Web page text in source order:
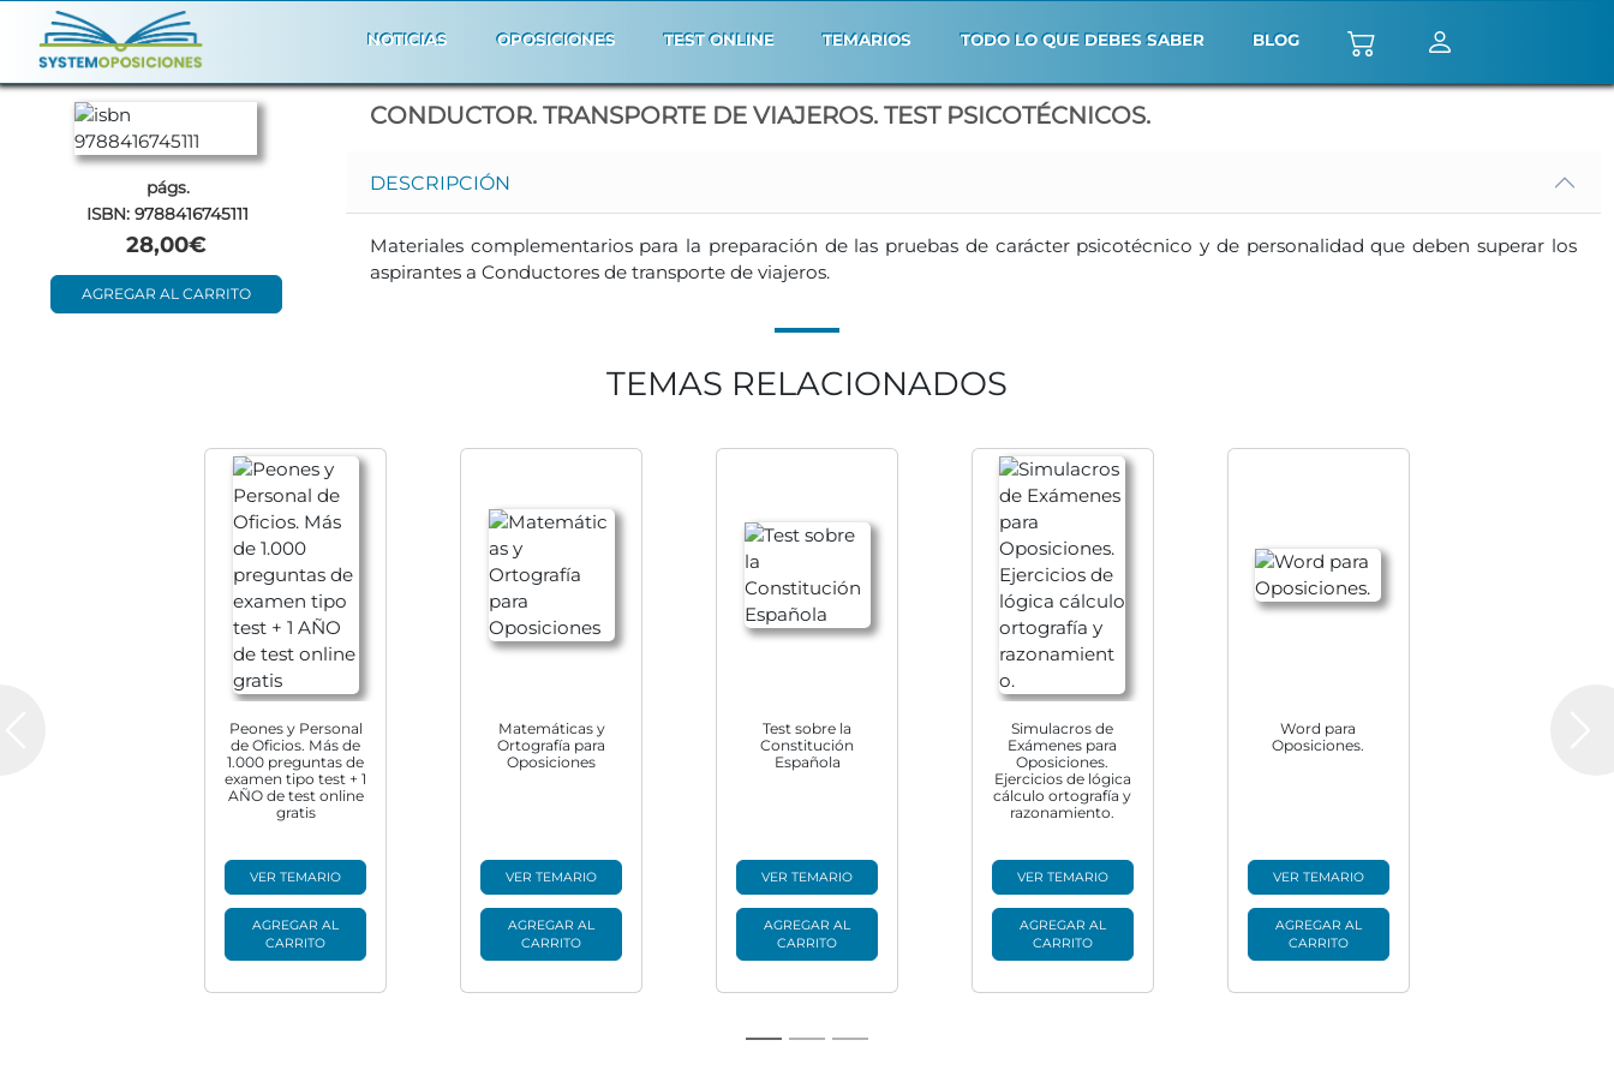
NOTICIAS OPOSICIONES TEST ONLINE TEMARIOS TODO LO QUE DEBES SABER BLOG
págs.
ISBN: 9788416745111
28,00€
AGREGAR AL CARRITO
CONDUCTOR. TRANSPORTE DE VIAJEROS. TEST PSICOTÉCNICOS.
DESCRIPCIÓN
Materiales complementarios para la preparación de las pruebas de carácter psicotécnico y de personalidad que deben superar los
aspirantes a Conductores de transporte de viajeros.
TEMAS RELACIONADOS
Peones y Personal
de Oficios. Más de
1.000 preguntas de
examen tipo test + 1
AÑO de test online
gratis
VER TEMARIO
AGREGAR AL
CARRITO
Matemáticas y
Ortografía para
Oposiciones
VER TEMARIO
AGREGAR AL
CARRITO
Test sobre la
Constitución
Española
VER TEMARIO
AGREGAR AL
CARRITO
Simulacros de
Exámenes para
Oposiciones.
Ejercicios de lógica
cálculo ortografía y
razonamiento.
VER TEMARIO
AGREGAR AL
CARRITO
Word para
Oposiciones.
VER TEMARIO
AGREGAR AL
CARRITO